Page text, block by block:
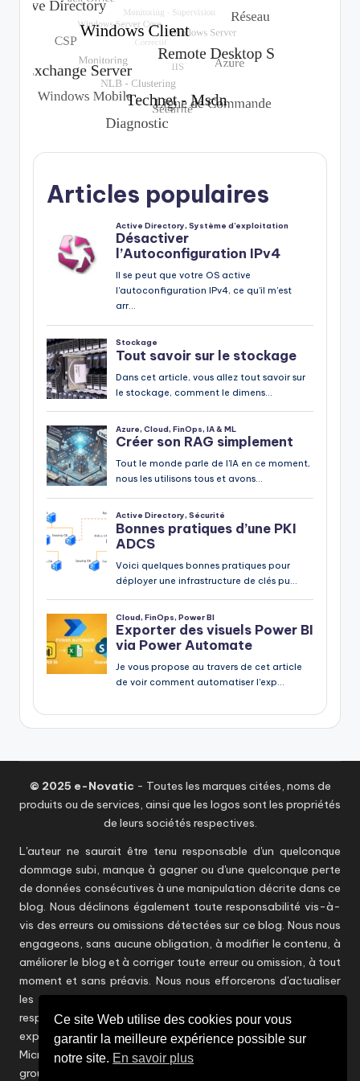
Articles populaires
© 2025 e-Novatic - Toutes les marques citées, noms de
produits ou de services, ainsi que les logos sont les propriétés
de leurs sociétés respectives.
L'auteur ne saurait être tenu responsable d'un quelconque
dommage subi, manque à gagner ou d'une quelconque perte
de données consécutives à une manipulation décrite dans ce
blog. Nous déclinons également toute responsabilité vis-à-
vis des erreurs ou omissions détectées sur ce blog. Nous nous
engageons, sans aucune obligation, à modifier le contenu, à
améliorer le blog et à corriger toute erreur ou omission, à tout
moment et sans préavis. Nous nous efforcerons d'actualiser
les informations en temps utile sans toutefois être
responsables d'éventuelles inexactitudes. Les points de vue
exprimés dans ce blog ne reflètent aucunement ceux de
Microsoft et d'autres éditeurs / constructeurs ou encore du
groupe CAPGEMINI et n'engagent que son auteur.
Ce site Web utilise des cookies pour vous
garantir la meilleure expérience possible sur
notre site. En savoir plus